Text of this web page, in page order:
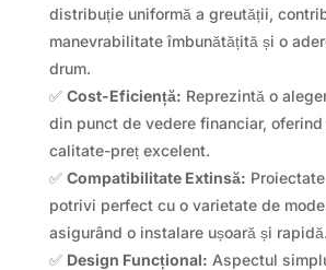
distribuție uniformă a greutății,
manevrabilitate îmbunătățită și o
drum.
✅ Cost-Eficiență: Reprezintă o
din punct de vedere financiar,
calitate-preț excelent.
✅ Compatibilitate Extinsă:
potrivi perfect cu o varietate de
asigurând o instalare ușoară și rapidă.
✅ Design Funcțional: Aspectul